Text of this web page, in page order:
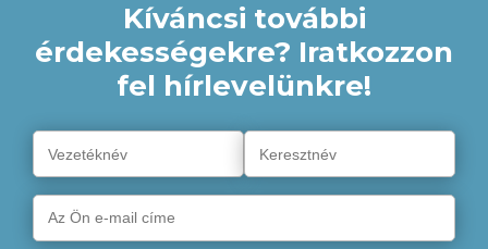
Kíváncsi további
érdekességekre? Iratkozzon
fel hírlevelünkre!